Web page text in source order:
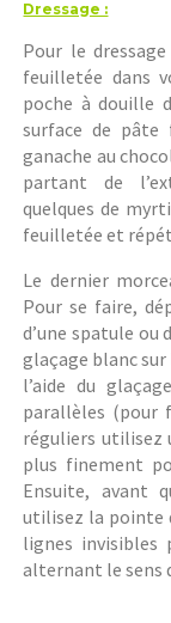
Dressage :
Pour le
feuilletée dans
poche à douille
surface de pâte
ganache au
partant de
quelques de
feuilletée et
Le dernier
Pour se faire,
d’une spatule ou
glaçage blanc
l’aide du
parallèles (pour
réguliers utilisez
plus finement
Ensuite, avant
utilisez la pointe
lignes invisibles
alternant le sens